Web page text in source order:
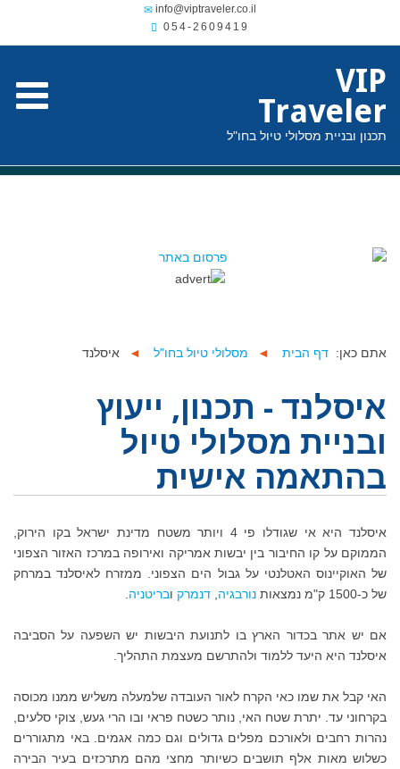
054-2609419
VIP
Traveler
תכנון ובניית מסלולי טיול בחו"ל
אתם כאן: דף הבית ◄ מסלולי טיול בחו"ל ◄ איסלנד
איסלנד - תכנון, ייעוץ
ובניית מסלולי טיול
בהתאמה אישית
איסלנד היא אי שגודלו פי 4 ויותר משטח מדינת ישראל בקו הירוק,
הממוקם על קו החיבור בין יבשות אמריקה ואירופה במרכז האזור הצפוני
של האוקיינוס האטלנטי על גבול הים הצפוני. ממזרח לאיסלנד במרחק
של כ-1500 ק"מ נמצאות
נורבגיה דנמרק ובריטניה
אם יש אתר בכדור הארץ בו לתנועת היבשות יש השפעה על הסביבה
איסלנד היא היעד ללמוד ולהתרשם מעצמת התהליך.
האי קבל את שמו כאי הקרח לאור העובדה שלמעלה משליש ממנו מכוסה
בקרחוני עד. יתרת שטח האי, נותר כשטח פראי ובו הרי געש, צוקי סלעים,
נהרות רחבים ולאורכם מפלים גדולים וגם כמה אגמים. באי מתגוררים
כשלוש מאות אלף תושבים כשיותר מחצי מהם מתרכזים בעיר הבירה